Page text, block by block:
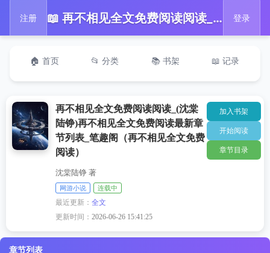
注册 📖 再不相见全文免费阅读阅读_(沈棠陆铮)再不相见全文免费阅读最新章节列表_笔趣阁（再不相见全文免费阅读） 登录
🏠 首页 📂 分类 📚 书架 📖 记录
再不相见全文免费阅读阅读_(沈棠
陆铮)再不相见全文免费阅读最新章
节列表_笔趣阁（再不相见全文免费
阅读）
沈棠陆铮 著
网游小说 连载中
最近更新：全文
更新时间：2026-06-26 15:41:25
加入书架
开始阅读
章节目录
章节列表